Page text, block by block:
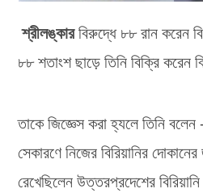
শ্রীলঙ্কারবিরুদ্ধে ৮৮ রান করেন
৮৮ শতাংশ ছাড়ে তিনি বিক্রি করেন
তাকে জিজ্ঞেস করা হ্যলে তিনি
সেকারণে নিজের বিরিয়ানির
রেখেছিলেন উত্তরপ্রদেশের